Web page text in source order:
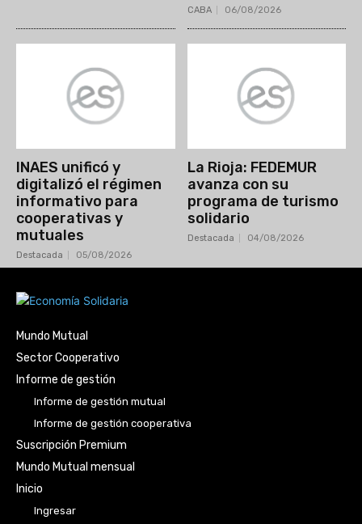
CABA 06/08/2026
INAES unificó y
digitalizó el régimen
informativo para
cooperativas y
mutuales
Destacada 05/08/2026
La Rioja: FEDEMUR
avanza con su
programa de turismo
solidario
Destacada 04/08/2026
Mundo Mutual
Sector Cooperativo
Informe de gestión
Informe de gestión mutual
Informe de gestión cooperativa
Suscripción Premium
Mundo Mutual mensual
Inicio
Ingresar